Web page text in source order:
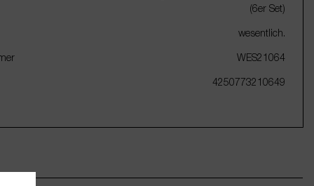
(6er Set)
wesentlich.
WES21064
4250773210649